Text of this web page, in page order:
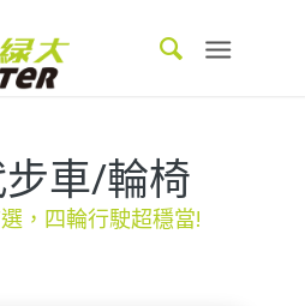
車/輪椅
，四輪行駛超穩當!